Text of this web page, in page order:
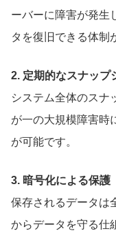
ーバーに障害が発生
タを復旧できる体制
2. 定期的なスナップ
システム全体のスナ
が一の大規模障害時
が可能です。
3. 暗号化による保護
保存されるデータは
からデータを守る仕